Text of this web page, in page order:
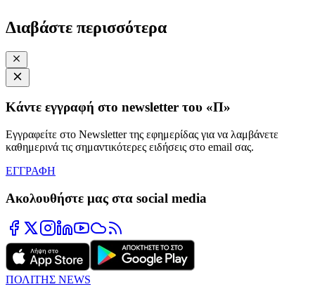
Διαβάστε περισσότερα
Κάντε εγγραφή στο newsletter του «Π»
Εγγραφείτε στο Newsletter της εφημερίδας για να λαμβάνετε
καθημερινά τις σημαντικότερες ειδήσεις στο email σας.
ΕΓΓΡΑΦΗ
Ακολουθήστε μας στα social media
ΠΟΛΙΤΗΣ NEWS